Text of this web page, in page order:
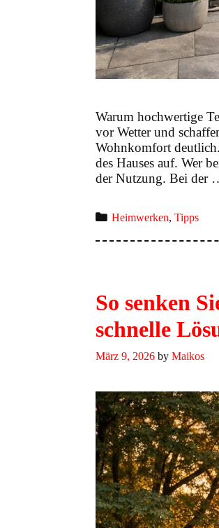
Warum hochwertige
vor Wetter und
Wohnkomfort
des Hauses auf. Wer
der Nutzung. Bei der
Categories
Heimwerken, Tipps
So senken
schnelle
März 9, 2026 by Maikos